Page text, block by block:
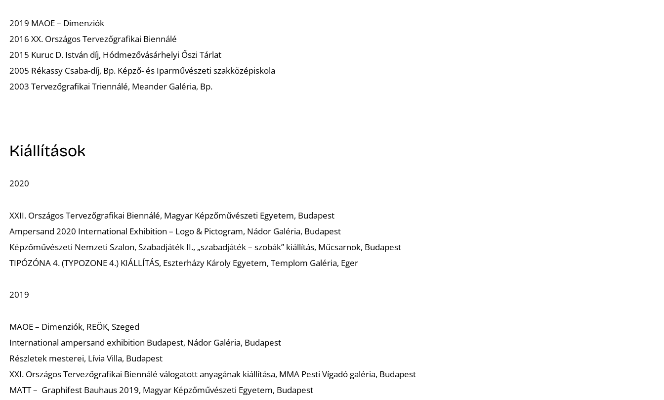
2019 MAOE – Dimenziók
2016 XX. Országos Tervezőgrafikai Biennálé
2015 Kuruc D. István díj, Hódmezővásárhelyi Őszi Tárlat
2005 Rékassy Csaba-díj, Bp. Képző- és Iparművészeti szakközépiskola
2003 Tervezőgrafikai Triennálé, Meander Galéria, Bp.
Kiállítások
2020
XXII. Országos Tervezőgrafikai Biennálé, Magyar Képzőművészeti Egyetem, Budapest
Ampersand 2020 International Exhibition – Logo & Pictogram, Nádor Galéria, Budapest
Képzőművészeti Nemzeti Szalon, Szabadjáték II., „szabadjáték – szobák” kiállítás, Műcsarnok, Budapest
TIPÓZÓNA 4. (TYPOZONE 4.) KIÁLLÍTÁS, Eszterházy Károly Egyetem, Templom Galéria, Eger
2019
MAOE – Dimenziók, REÖK, Szeged
International ampersand exhibition Budapest, Nádor Galéria, Budapest
Részletek mesterei, Lívia Villa, Budapest
XXI. Országos Tervezőgrafikai Biennálé válogatott anyagának kiállítása, MMA Pesti Vígadó galéria, Budapest
MATT – Graphifest Bauhaus 2019, Magyar Képzőművészeti Egyetem, Budapest